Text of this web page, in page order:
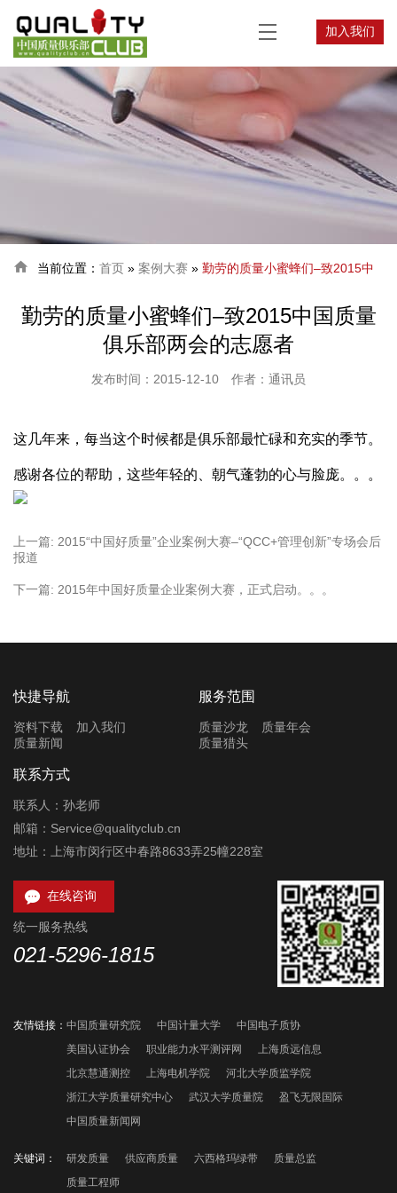
加入我们
 当前位置： 首页 » 案例大赛 » 勤劳的质量小蜜蜂们–致2015中
国质量俱乐部两会的志愿者
勤劳的质量小蜜蜂们–致2015中国质量
俱乐部两会的志愿者
发布时间：2015-12-10 作者：通讯员
这几年来，每当这个时候都是俱乐部最忙碌和充实的季节。
感谢各位的帮助，这些年轻的、朝气蓬勃的心与脸庞。。。
上一篇: 2015“中国好质量”企业案例大赛–“QCC+管理创新”专场会后
报道
下一篇: 2015年中国好质量企业案例大赛，正式启动。。。
快捷导航
资料下载
加入我们
质量新闻
服务范围
质量沙龙
质量年会
质量猎头
联系方式
联系人：孙老师
邮箱：Service@qualityclub.cn
地址：上海市闵行区中春路8633弄25幢228室
 在线咨询
统一服务热线
021-5296-1815
友情链接： 中国质量研究院 中国计量大学
中国电子质协
美国认证协会
职业能力水平测评网
上海质远信息
北京慧通测控
上海电机学院
河北大学质监学院
浙江大学质量研究中心
武汉大学质量院
盈飞无限国际
中国质量新闻网
关键词： 研发质量 供应商质量 六西格玛绿带
质量总监
质量工程师